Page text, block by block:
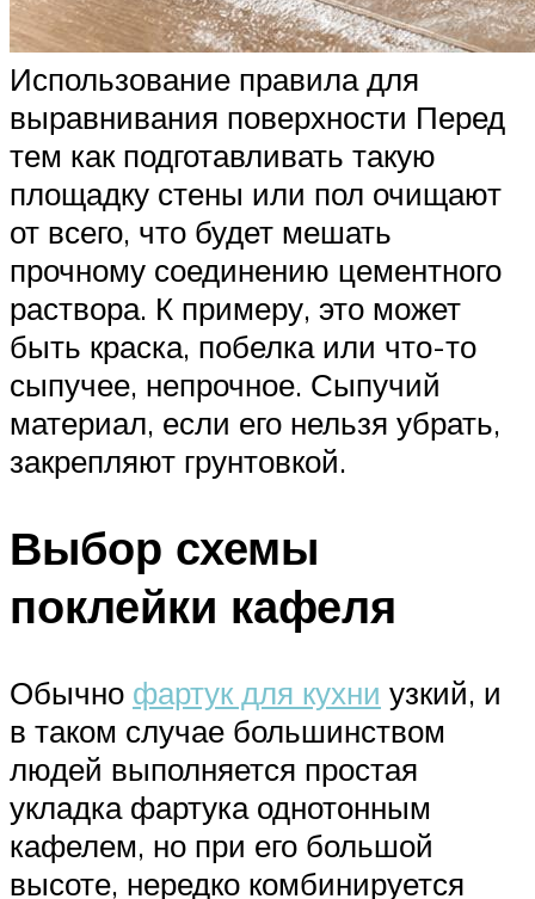
Использование правила для
выравнивания поверхности Перед
тем как подготавливать такую
площадку стены или пол очищают
от всего, что будет мешать
прочному соединению цементного
раствора. К примеру, это может
быть краска, побелка или что-то
сыпучее, непрочное. Сыпучий
материал, если его нельзя убрать,
закрепляют грунтовкой.
Выбор схемы
поклейки кафеля
Обычно фартук для кухни узкий, и
в таком случае большинством
людей выполняется простая
укладка фартука однотонным
кафелем, но при его большой
высоте, нередко комбинируется